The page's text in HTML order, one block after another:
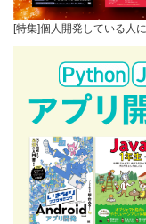
[特集]個人開発している人